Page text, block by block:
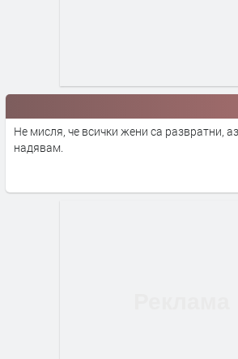
Не мисля, че всички жени са развратни,
надявам.